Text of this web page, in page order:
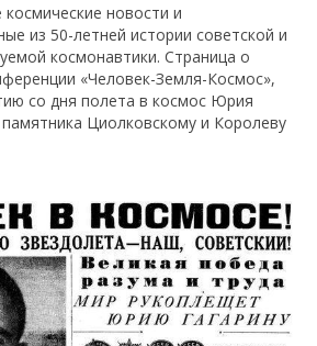
новости и
из 50-летней истории советской и
космонавтики. Страница о
«Человек-Земля-Космос»,
со дня полета в космос Юрия
Циолковскому и Королеву